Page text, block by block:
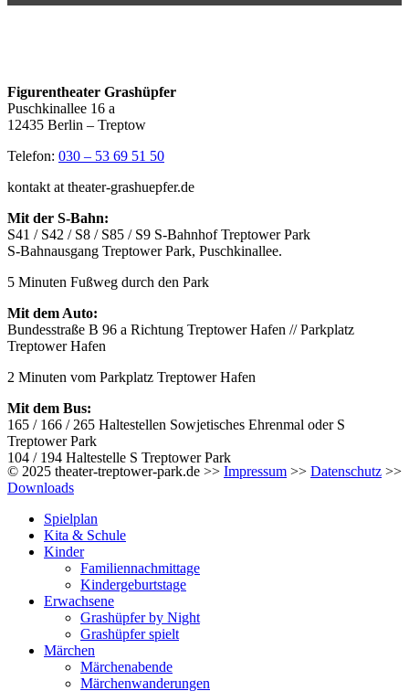
Figurentheater Grashüpfer
Puschkinallee 16 a
12435 Berlin – Treptow
Telefon: 030 – 53 69 51 50
kontakt at theater-grashuepfer.de
Mit der S-Bahn:
S41 / S42 / S8 / S85 / S9 S-Bahnhof Treptower Park
S-Bahnausgang Treptower Park, Puschkinallee.
5 Minuten Fußweg durch den Park
Mit dem Auto:
Bundesstraße B 96 a Richtung Treptower Hafen // Parkplatz
Treptower Hafen
2 Minuten vom Parkplatz Treptower Hafen
Mit dem Bus:
165 / 166 / 265 Haltestellen Sowjetisches Ehrenmal oder S
Treptower Park
104 / 194 Haltestelle S Treptower Park
© 2025 theater-treptower-park.de >> Impressum >> Datenschutz >>
Downloads
Spielplan
Kita & Schule
Kinder
Familiennachmittage
Kindergeburtstage
Erwachsene
Grashüpfer by Night
Grashüpfer spielt
Märchen
Märchenabende
Märchenwanderungen